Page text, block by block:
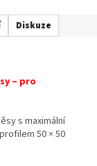
Diskuze
– pro
s maximální
50 × 50